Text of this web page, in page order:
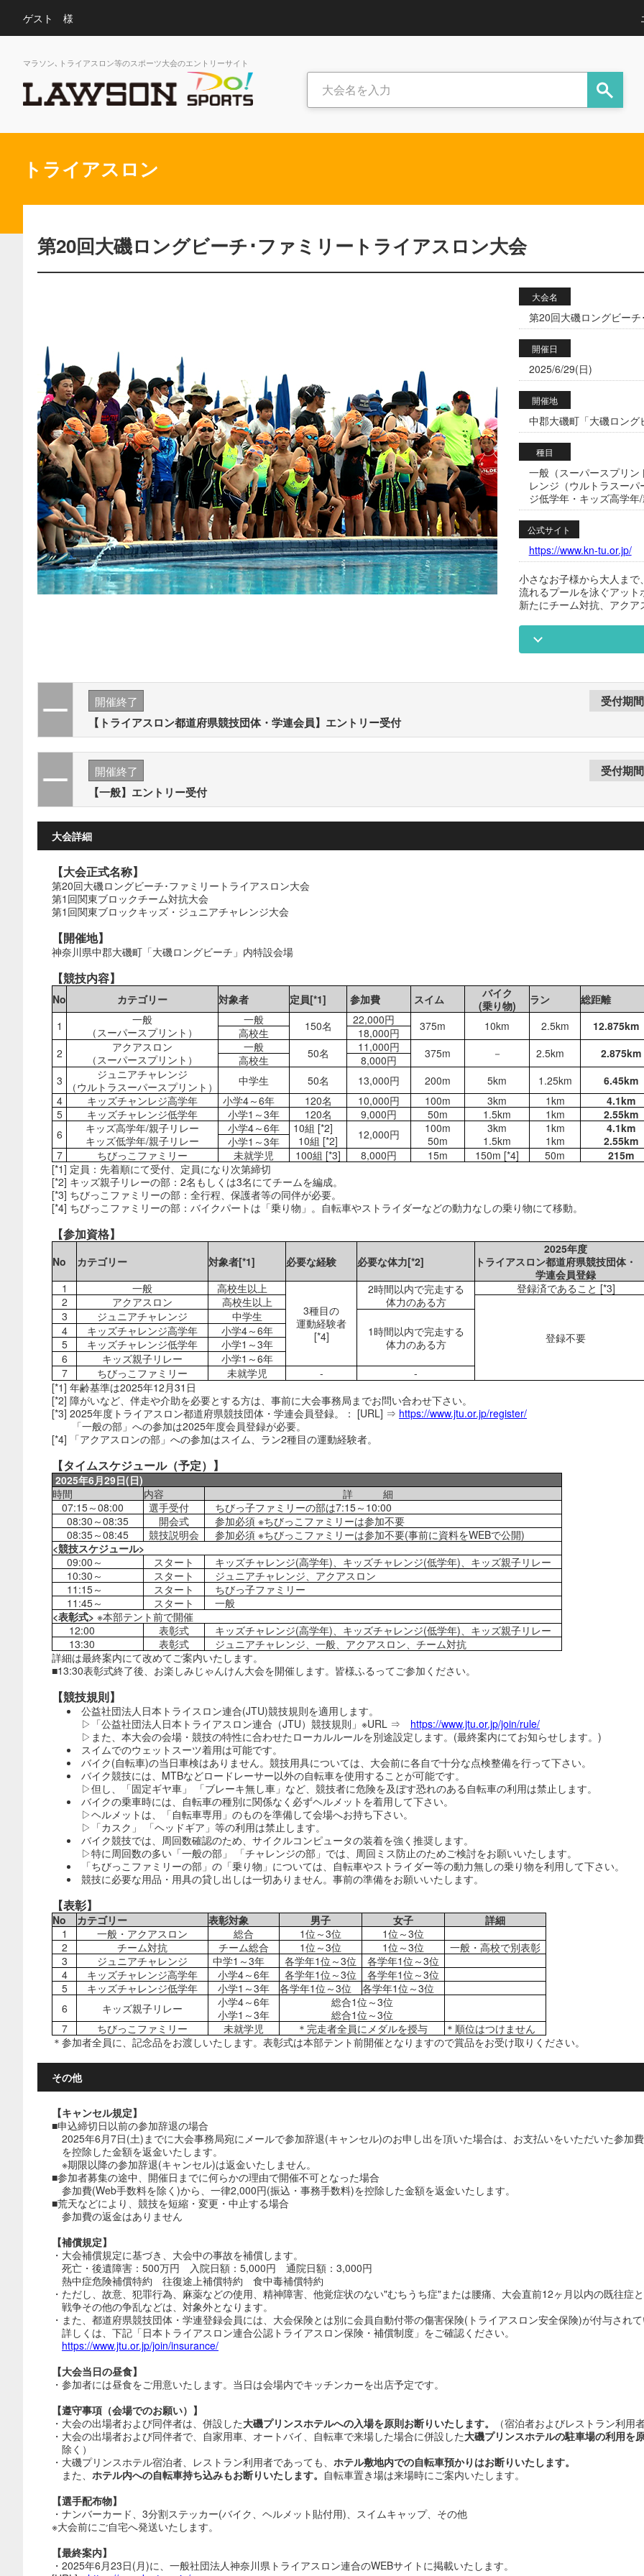
ゲスト 様
マラソン､トライアスロン等のスポーツ大会のエントリーサイト
トライアスロン
第20回大磯ロングビーチ･ファミリートライアスロン大会
大会名
第20回大磯ロングビー
開催日
2025/6/29(日)
開催地
中郡大磯町「大磯ロン
種目
一般（スーパースプリ
レンジ（ウルトラスー
ジ低学年・キッズ高学
公式サイト
https://www.kn-tu.or.jp/
小さなお子様から大人まで
流れるプールを泳ぐアッ
新たにチーム対抗、アクア
開催終了
【トライアスロン都道府県競技団体・学連会員】エントリー受付
開催終了
【一般】エントリー受付
大会詳細
【大会正式名称】
第20回大磯ロングビーチ･ファミリートライアスロン大会
第1回関東ブロックチーム対抗大会
第1回関東ブロックキッズ・ジュニアチャレンジ大会
【開催地】
神奈川県中郡大磯町「大磯ロングビーチ」内特設会場
【競技内容】
No カテゴリー 対象者 定員[*1] 参加費 スイム
バイク
(乗り物)
ラン 総距
1
一般
（スーパースプリント）
一般 150名 22,000円 375m 10km 2.5km 12.875km
高校生
18,000円
2
アクアスロン
（スーパースプリント）
一般 50名 11,000円 375m － 2.5km 2.875km
高校生
8,000円
3
ジュニアチャレンジ
（ウルトラスーパースプリント）
中学生 50名 13,000円 200m 5km 1.25km
6.45km
4
キッズチャンレジ高学年 小学4～6年 120名 10,000円 100m 3km 1km
4.1km
5
キッズチャレンジ低学年 小学1～3年 120名 9,000円 50m 1.5km 1km
2.55km
6
キッズ高学年/親子リレー
キッズ低学年/親子リレー
小学4～6年
10組 [*2]
10組 [*2]
12,000円
100m
50m
3km
1.5km
1km
1km
4.1km
2.55km
小学1～3年
7
ちびっこファミリー 未就学児 100組 [*3] 8,000円 15m 150m [*4] 50m
215m
[*1] 定員：先着順にて受付、定員になり次第締切
[*2] キッズ親子リレーの部：2名もしくは3名にてチームを編成。
[*3] ちびっこファミリーの部：全行程、保護者等の同伴が必要。
[*4] ちびっこファミリーの部：バイクパートは「乗り物」。自転車やストライダーなどの動力なしの乗り物にて移動。
【参加資格】
No カテゴリー 対象者[*1] 必要な経験 必要な体力[*2]
2025年度
トライアスロン都道府県競技団体
学連会員登録
1
一般
高校生以上
3種目の
運動経験者
[*4]
2時間以内で完走する
体力のある方
登録済であること [*3]
2
アクアスロン 高校生以上
登録不要
3 ジュニアチャレンジ
中学生
1時間以内で完走する
体力のある方
4 キッズチャレンジ高学年
小学4～6年
5
キッズチャレンジ低学年
小学1～3年
6
キッズ親子リレー 小学1～6年
7
ちびっこファミリー 未就学児 -
-
[*1] 年齢基準は2025年12月31日
[*2] 障がいなど、伴走や介助を必要とする方は、事前に大会事務局までお問い合わせ下さい。
[*3] 2025年度トライアスロン都道府県競技団体・学連会員登録。： [URL] ⇒ https://www.jtu.or.jp/register/
「一般の部」への参加は2025年度会員登録が必要。
[*4] 「アクアスロンの部」への参加はスイム、ラン2種目の運動経験者。
【タイムスケジュール（予定）】
2025年6月29日(日)
時間 内容
詳 細
07:15～08:00
選手受付
ちびっ子ファミリーの部は7:15～10:00
08:30～08:35
開会式
参加必須 ※ちびっこファミリーは参加不要
08:35～08:45
競技説明会
参加必須 ※ちびっこファミリーは参加不要(事前に資料をWEBで公開)
<競技スケジュール>
09:00～
スタート
キッズチャレンジ(高学年)、キッズチャレンジ(低学年)、キッズ親子リレー
10:30～
スタート
ジュニアチャレンジ、アクアスロン
11:15～
スタート
ちびっ子ファミリー
11:45～
スタート
一般
<表彰式> ※本部テント前で開催
12:00
表彰式
キッズチャレンジ(高学年)、キッズチャレンジ(低学年)、キッズ親子リレー
13:30
表彰式
ジュニアチャレンジ、一般、アクアスロン、チーム対抗
詳細は最終案内にて改めてご案内いたします。
■13:30表彰式終了後、お楽しみじゃんけん大会を開催します。皆様ふるってご参加ください。
【競技規則】
公益社団法人日本トライスロン連合(JTU)競技規則を適用します。
▷「公益社団法人日本トライアスロン連合（JTU）競技規則」※URL ⇒ https://www.jtu.or.jp/join/rule/
▷また、本大会の会場・競技の特性に合わせたローカルルールを別途設定します。(最終案内にてお知らせします。)
スイムでのウェットスーツ着用は可能です。
バイク(自転車)の当日車検はありません。競技用具については、大会前に各自で十分な点検整備を行って下さい。
バイク競技には、MTBなどロードレーサー以外の自転車を使用することが可能です。
▷但し、「固定ギヤ車」 「ブレーキ無し車」など、競技者に危険を及ぼす恐れのある自転車の利用は禁止します。
バイクの乗車時には、自転車の種別に関係なく必ずヘルメットを着用して下さい。
▷ヘルメットは、「自転車専用」のものを準備して会場へお持ち下さい。
▷「カスク」 「ヘッドギア」等の利用は禁止します。
バイク競技では、周回数確認のため、サイクルコンピュータの装着を強く推奨します。
▷特に周回数の多い「一般の部」 「チャレンジの部」では、周回ミス防止のためご検討をお願いいたします。
「ちびっこファミリーの部」の「乗り物」については、自転車やストライダー等の動力無しの乗り物を利用して下さい。
競技に必要な用品・用具の貸し出しは一切ありません。事前の準備をお願いいたします。
【表彰】
No カテゴリー 表彰対象 男子 女子
詳細
1
一般・アクアスロン 総合 1位～3位
1位～3位
2
チーム対抗 チーム総合 1位～3位 1位～3位
一般・高校で別表彰
3
ジュニアチャレンジ 中学1～3年 各学年1位～3位 各学年1位～3位
4
キッズチャレンジ高学年 小学4～6年 各学年1位～3位 各学年1位～3位
5
キッズチャレンジ低学年 小学1～3年 各学年1位～3位 各学年1位～3位
6
キッズ親子リレー
小学4～6年
小学1～3年
総合1位～3位
総合1位～3位
7
ちびっこファミリー 未就学児 ＊完走者全員にメダルを授与
＊順位はつけません
＊参加者全員に、記念品をお渡しいたします。表彰式は本部テント前開催となりますので賞品をお受け取りください。
その他
【キャンセル規定】
■申込締切日以前の参加辞退の場合
2025年6月7日(土)までに大会事務局宛にメールで参加辞退(キャンセル)のお申し出を頂いた場合は、お支払いをいただいた参加
を控除した金額を返金いたします。
※期限以降の参加辞退(キャンセル)は返金いたしません。
■参加者募集の途中、開催日までに何らかの理由で開催不可となった場合
参加費(Web手数料を除く)から、一律2,000円(振込・事務手数料)を控除した金額を返金いたします。
■荒天などにより、競技を短縮・変更・中止する場合
参加費の返金はありません
【補償規定】
・大会補償規定に基づき、大会中の事故を補償します。
死亡・後遺障害：500万円 入院日額：5,000円 通院日額：3,000円
熱中症危険補償特約 往復途上補償特約 食中毒補償特約
・ただし、故意、犯罪行為、麻薬などの使用、精神障害、他覚症状のない"むちうち症"または腰痛、大会直前12ヶ月以内の既往症
戦争その他の争乱などは、対象外となります。
・また、都道府県競技団体・学連登録会員には、大会保険とは別に会員自動付帯の傷害保険(トライアスロン安全保険)が付与されて
詳しくは、下記「日本トライアスロン連合公認トライアスロン保険・補償制度」をご確認ください。
https://www.jtu.or.jp/join/insurance/
【大会当日の昼食】
・参加者には昼食をご用意いたします。当日は会場内でキッチンカーを出店予定です。
【遵守事項（会場でのお願い）】
・大会の出場者および同伴者は、併設した大磯プリンスホテルへの入場を原則お断りいたします。
（宿泊者およびレストラン利用
・大会の出場者および同伴者で、自家用車、オートバイ、自転車で来場した場合に併設した大磯プリンスホテルの駐車場の利用を
除く）
・大磯プリンスホテル宿泊者、レストラン利用者であっても、 ホテル敷地内での自転車預かりはお断りいたします。
また、 ホテル内への自転車持ち込みもお断りいたします。 自転車置き場は来場時にご案内いたします。
【選手配布物】
・ナンバーカード、3分割ステッカー(バイク、ヘルメット貼付用)、スイムキャップ、その他
※大会前にご自宅へ発送いたします。
【最終案内】
・2025年6月23日(月)に、一般社団法人神奈川県トライアスロン連合のWEBサイトに掲載いたします。